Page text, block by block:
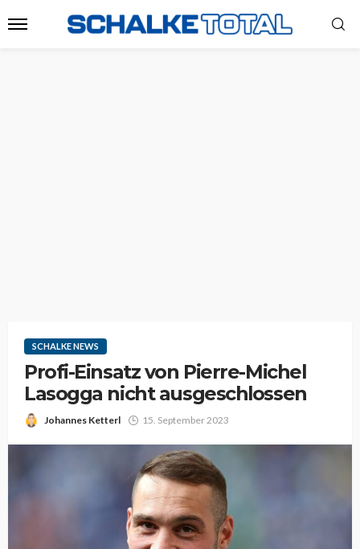
SCHALKE NEWS
Profi-Einsatz von Pierre-Michel
Lasogga nicht ausgeschlossen
Johannes Ketterl 15. September 2023